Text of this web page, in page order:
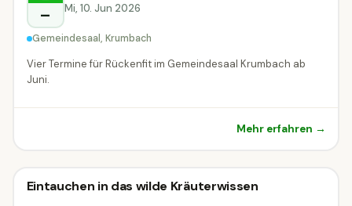
– Mi, 10. Jun 2026
Gemeindesaal, Krumbach
Vier Termine für Rückenfit im Gemeindesaal Krumbach ab
Juni.
Mehr erfahren →
Vortrag & Seminar
Vortrag & Seminar
Eintauchen in das wilde Kräuterwissen